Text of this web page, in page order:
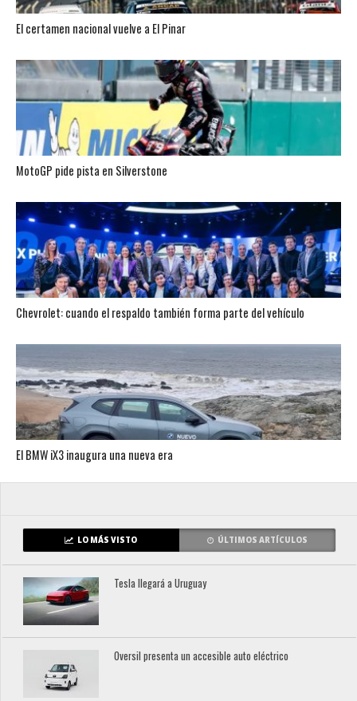
El certamen nacional vuelve a El Pinar
MotoGP pide pista en Silverstone
Chevrolet: cuando el respaldo también forma parte del vehículo
El BMW iX3 inaugura una nueva era
LO MÁS VISTO ÚLTIMOS ARTÍCULOS
Tesla llegará a Uruguay
Oversil presenta un accesible auto eléctrico